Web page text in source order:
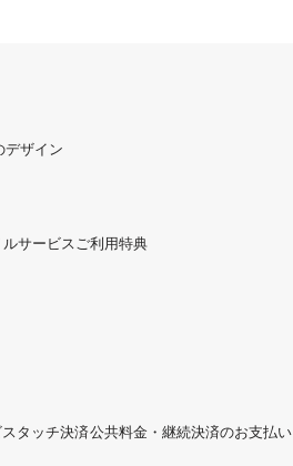
デザイン
ルサービスご利用特典
タッチ決済公共料金・継続決済のお支払い